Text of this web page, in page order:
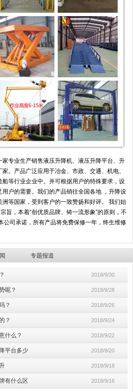
专业生产销售液压升降机、液压升降平台、升
。产品广泛应用于冶金、市政、交通、机电、
等行业企业中。并可根据用户的特殊要求，设
户的需要。我们的产品销往全国各地 ，升降设
等国家，受到客户的一致赞扬和好评。 我们始
旨，本着“创优质品牌、铸一流形象”的原则，不
公司承诺，所有产品将免费保修一年，终生维修
专题报道
2018/9/30
呢？ 2018/9/28
？ 2018/9/26
？ 2018/9/24
什么？ 2018/9/22
平台多少 2018/9/20
2018/9/18
有什么区 2018/9/16